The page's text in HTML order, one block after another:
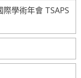
學術年會 TSAPS